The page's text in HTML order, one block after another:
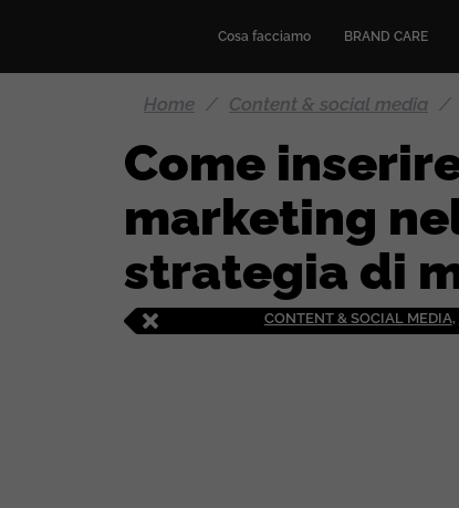
Cosa facciamo BRAND CARE
Home / Content & social media /
Come
marketing
strategia di
CONTENT & SOCIAL MEDIA,